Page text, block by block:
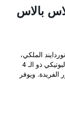
بالاس
الملكي،
وفي قلب مركز البرلمان في لاهاي. كما يقع الفندق البوتيكي ذو الـ 4
ويوفر